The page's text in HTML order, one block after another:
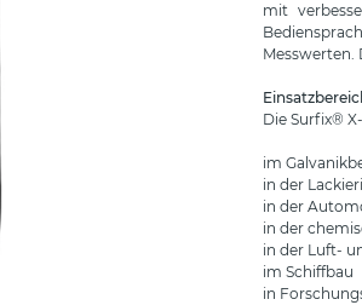
mit
Messwerten.
Die Surfix®
im
in der
in der
in der
in der Luft-
im Schiffbau
in